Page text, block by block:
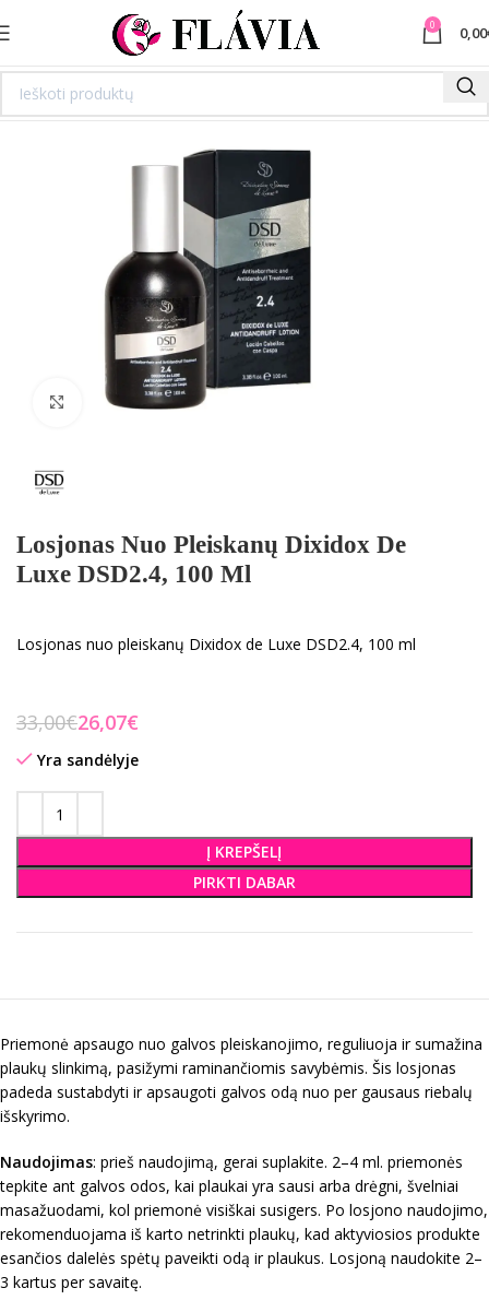
0 0,00
Spustelėkite norėdami padidinti
Losjonas Nuo Pleiskanų Dixidox De
Luxe DSD2.4, 100 Ml
Losjonas nuo pleiskanų Dixidox de Luxe DSD2.4, 100 ml
33,00€26,07€
Yra sandėlyje
Į KREPŠELĮ
PIRKTI DABAR
Priemonė apsaugo nuo galvos pleiskanojimo, reguliuoja ir sumažina
plaukų slinkimą, pasižymi raminančiomis savybėmis. Šis losjonas
padeda sustabdyti ir apsaugoti galvos odą nuo per gausaus riebalų
išskyrimo.
Naudojimas: prieš naudojimą, gerai suplakite. 2–4 ml. priemonės
tepkite ant galvos odos, kai plaukai yra sausi arba drėgni, švelniai
masažuodami, kol priemonė visiškai susigers. Po losjono naudojimo,
rekomenduojama iš karto netrinkti plaukų, kad aktyviosios produkte
esančios dalelės spėtų paveikti odą ir plaukus. Losjoną naudokite 2–
3 kartus per savaitę.